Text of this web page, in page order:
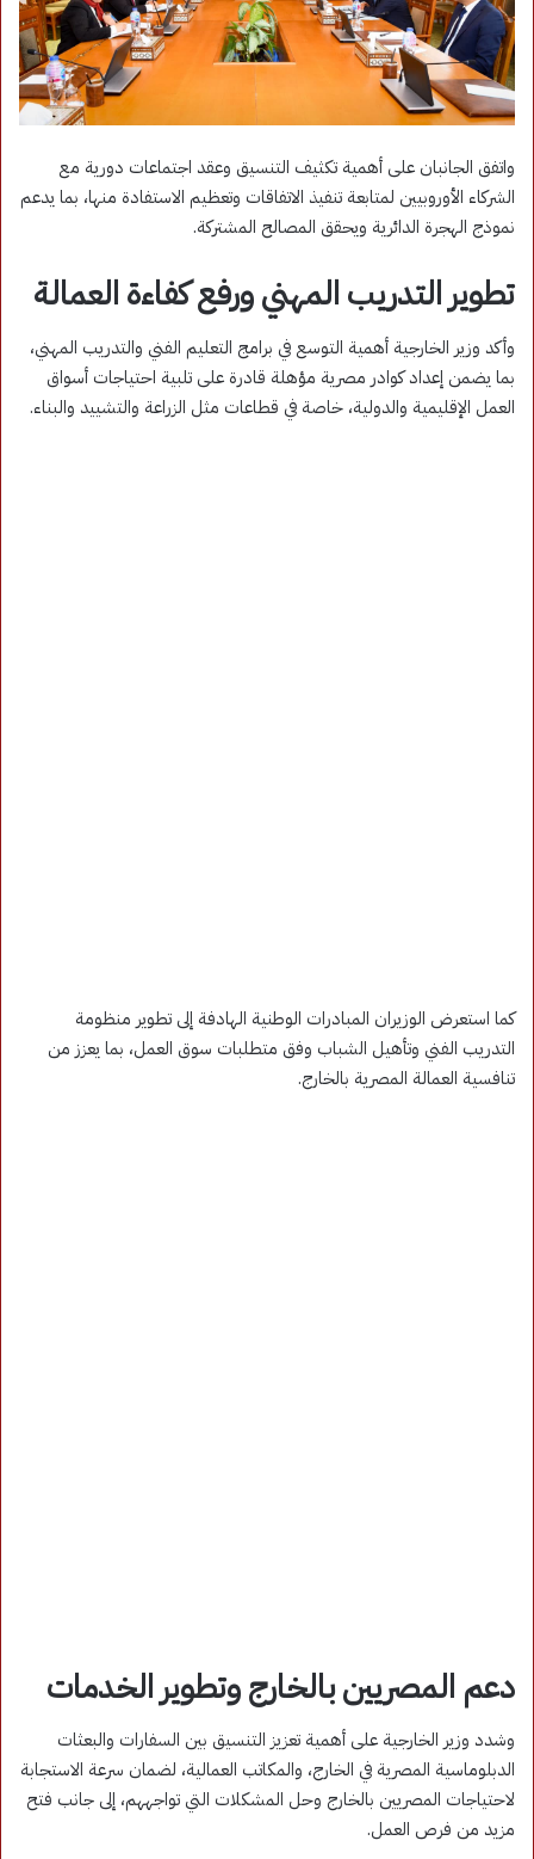
واتفق الجانبان على أهمية تكثيف التنسيق وعقد اجتماعات دورية مع
الشركاء الأوروبيين لمتابعة تنفيذ الاتفاقات وتعظيم الاستفادة منها، بما يدعم
نموذج الهجرة الدائرية ويحقق المصالح المشتركة.
تطوير التدريب المهني ورفع كفاءة العمالة
وأكد وزير الخارجية أهمية التوسع في برامج التعليم الفني والتدريب المهني،
بما يضمن إعداد كوادر مصرية مؤهلة قادرة على تلبية احتياجات أسواق
العمل الإقليمية والدولية، خاصة في قطاعات مثل الزراعة والتشييد والبناء.
كما استعرض الوزيران المبادرات الوطنية الهادفة إلى تطوير منظومة
التدريب الفني وتأهيل الشباب وفق متطلبات سوق العمل، بما يعزز من
تنافسية العمالة المصرية بالخارج.
دعم المصريين بالخارج وتطوير الخدمات
وشدد وزير الخارجية على أهمية تعزيز التنسيق بين السفارات والبعثات
الدبلوماسية المصرية في الخارج، والمكاتب العمالية، لضمان سرعة الاستجابة
لاحتياجات المصريين بالخارج وحل المشكلات التي تواجههم، إلى جانب فتح
مزيد من فرص العمل.